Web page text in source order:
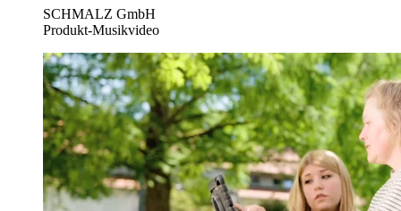
SCHMALZ GmbH
Produkt-Musikvideo